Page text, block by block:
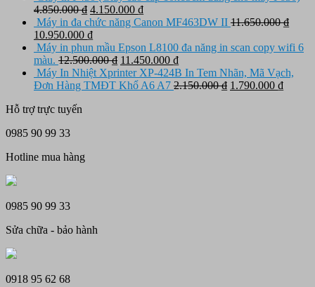
là:
3.650.000 ₫.
tại
là:
3.150.000 ₫.
4.850.000₫ Giá
gốc
là:
4.850.000 ₫.
4.150.000 ₫Giá
hiện
là:
4.150.000 ₫.
Máy in đa chức năng Canon MF463DW II 11.650.000₫
Giá
gốc
là:
11.650.000 ₫.
10.950.000 ₫Giá
hiện
tại
là:
10.950.000 ₫.
Máy in phun mầu Epson L8100 đa năng in scan copy wifi 6
màu. 12.500.000₫ Giá
gốc
là:
11.450.000 ₫Giá
hiện
tại
Máy In Nhiệt Xprinter XP-424B In Tem Nhãn, Mã Vạch,
Đơn Hàng TMĐT Khổ A6 A7 2.150.000₫ Giá
1.790.000 ₫Giá
Hỗ trợ trực tuyến
0985 90 99 33
Hotline mua hàng
0985 90 99 33
Sửa chữa - bảo hành
0918 95 62 68